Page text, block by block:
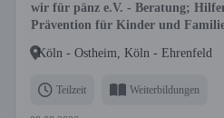
wir für pänz e.V. - Beratung;
Prävention für Kinder und
Köln - Ostheim, Köln - Ehrenfeld
Teilzeit Weiterbildungen